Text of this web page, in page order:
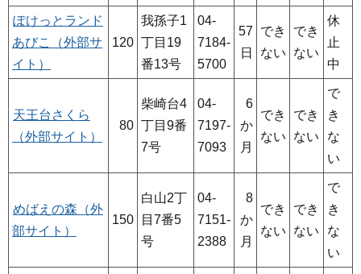
ぽけっとランド
あびこ（外部サ
イト）
120
我孫子1
丁目19
番13号
04-
7184-
5700
57
日
でき
ない
でき
ない
休
止
中
天王台さくら
（外部サイト）
80
柴崎台4
丁目9番
7号
04-
7197-
7093
6
か
月
でき
ない
でき
ない
で
き
な
い
めばえの森（外
部サイト）
150
白山2丁
目7番5
号
04-
7151-
2388
8
か
月
でき
ない
でき
ない
で
き
な
い